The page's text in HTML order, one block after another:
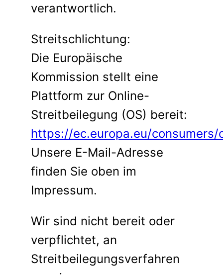
verantwortlich.
Streitschlichtung:
Die Europäische
Kommission stellt eine
Plattform zur Online-
Streitbeilegung (OS) bereit:
https://ec.europa.eu/consumers/
Unsere E-Mail-Adresse
finden Sie oben im
Impressum.
Wir sind nicht bereit oder
verpflichtet, an
Streitbeilegungsverfahren